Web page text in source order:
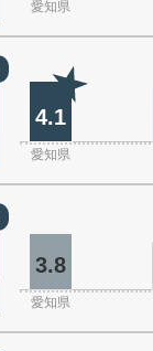
愛知県
4.1
愛知県
3.8
愛知県